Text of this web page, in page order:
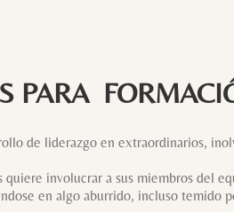
PARA
de liderazgo en extraordinarios,
involucrar a sus miembros del
en algo aburrido, incluso temido